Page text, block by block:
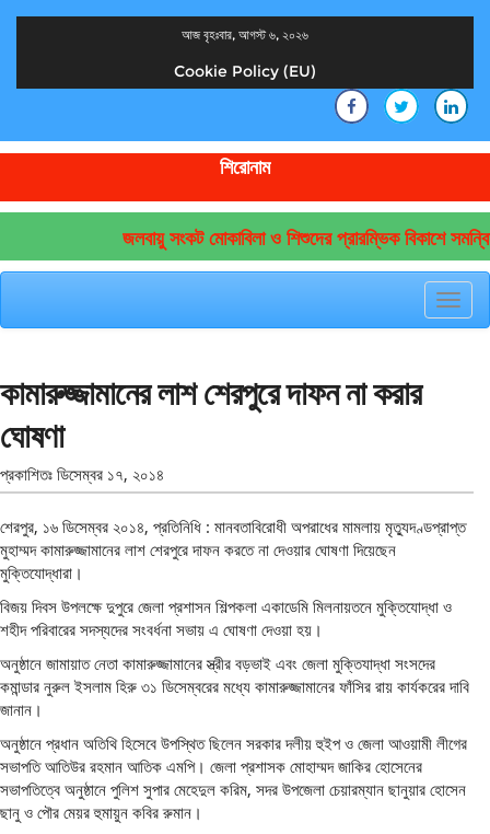
আজ বৃহঃবার, আগস্ট ৬, ২০২৬
Cookie Policy (EU)
শিরোনাম
জলবায়ু সংকট মোকাবিলা ও শিশুদের প্রারম্ভিক বিকাশে
কামারুজ্জামানের লাশ শেরপুরে দাফন না করার
ঘোষণা
প্রকাশিতঃ ডিসেম্বর ১৭, ২০১৪
শেরপুর, ১৬ ডিসেম্বর ২০১৪, প্রতিনিধি : মানবতাবিরোধী অপরাধের মামলায় মৃত্যুদণ্ডপ্রাপ্ত
মুহাম্মদ কামারুজ্জামানের লাশ শেরপুরে দাফন করতে না দেওয়ার ঘোষণা দিয়েছেন
মুক্তিযোদ্ধারা।
বিজয় দিবস উপলক্ষে দুপুরে জেলা প্রশাসন শিল্পকলা একাডেমি মিলনায়তনে মুক্তিযোদ্ধা ও
শহীদ পরিবারের সদস্যদের সংবর্ধনা সভায় এ ঘোষণা দেওয়া হয়।
অনুষ্ঠানে জামায়াত নেতা কামারুজ্জামানের স্ত্রীর বড়ভাই এবং জেলা মুক্তিযাদ্ধা সংসদের
কমান্ডার নুরুল ইসলাম হিরু ৩১ ডিসেম্বরের মধ্যে কামারুজ্জামানের ফাঁসির রায় কার্যকরের দাবি
জানান।
অনুষ্ঠানে প্রধান অতিথি হিসেবে উপস্থিত ছিলেন সরকার দলীয় হুইপ ও জেলা আওয়ামী লীগের
সভাপতি আতিউর রহমান আতিক এমপি। জেলা প্রশাসক মোহাম্মদ জাকির হোসেনের
সভাপতিত্বে অনুষ্ঠানে পুলিশ সুপার মেহেদুল করিম, সদর উপজেলা চেয়ারম্যান ছানুয়ার হোসেন
ছানু ও পৌর মেয়র হুমায়ুন কবির রুমান।